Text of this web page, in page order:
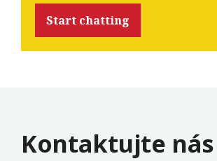
Start chatting
Kontaktujte nás